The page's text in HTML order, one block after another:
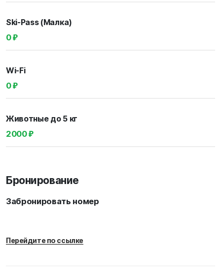
Ski-Pass (Малка)
0 ₽
Wi-Fi
0 ₽
Животные до 5 кг
2000 ₽
Бронирование
Забронировать номер
Перейдите по ссылке